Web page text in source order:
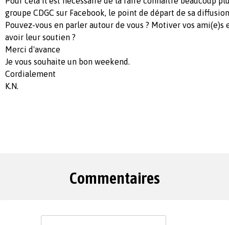
groupe CDGC sur Facebook, le point de départ de sa
Pouvez-vous en parler autour de vous ? Motiver vos ami(e)s
avoir leur soutien ?
Merci d'avance
Je vous souhaite un bon weekend.
Cordialement
K.N.
Commentaires